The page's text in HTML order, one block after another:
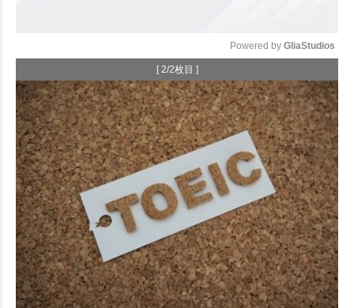
Powered by GliaStudios
[ 2/2枚目 ]